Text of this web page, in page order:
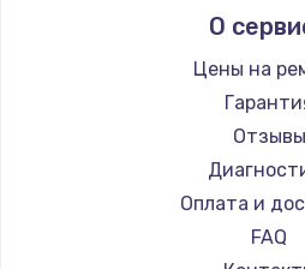
Замена
2500 руб.
Заказать
Замена
1300 руб.
Заказать
О
Цены на
Отзывы
Оплата и
FAQ